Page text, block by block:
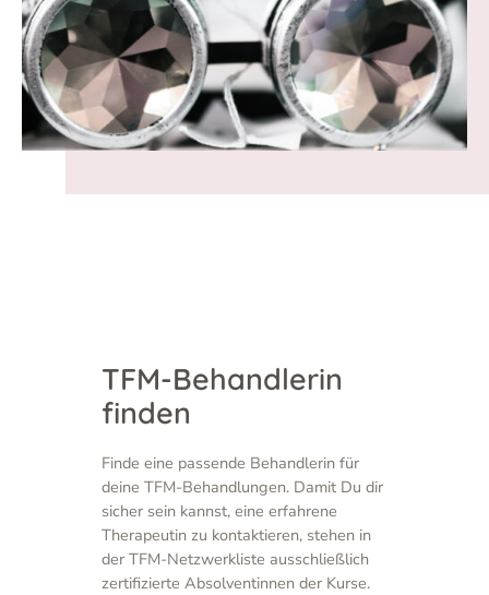
TFM-Behandlerin
finden
Finde eine passende Behandlerin für
deine TFM-Behandlungen. Damit Du dir
sicher sein kannst, eine erfahrene
Therapeutin zu kontaktieren, stehen in
der TFM-Netzwerkliste ausschließlich
zertifizierte Absolventinnen der Kurse.